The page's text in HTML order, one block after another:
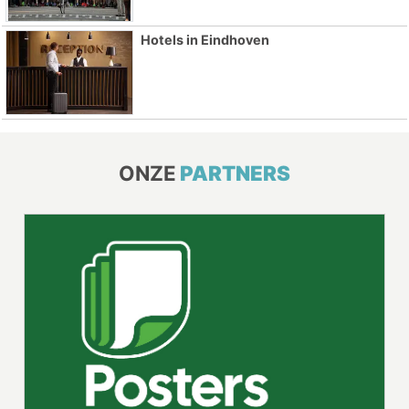
Hotels in Eindhoven
ONZE PARTNERS